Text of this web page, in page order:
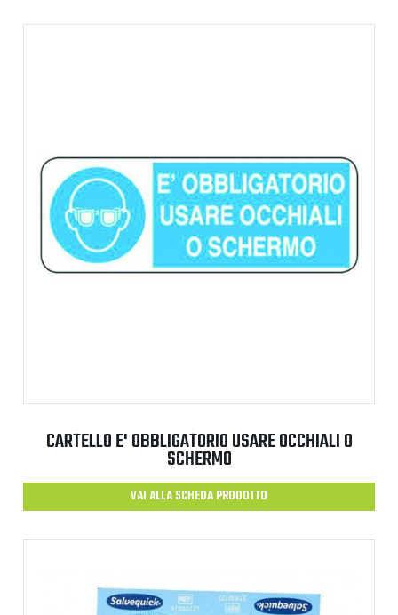
CARTELLO E' OBBLIGATORIO USARE OCCHIALI O
SCHERMO
VAI ALLA SCHEDA PRODOTTO